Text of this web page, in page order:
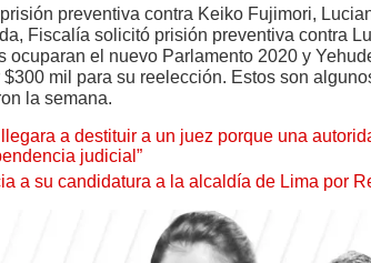
preventiva contra Keiko Fujimori,
Fiscalía solicitó prisión preventiva contra
ocuparan el nuevo Parlamento 2020 y
mil para su reelección. Estos son
la semana.
a destituir a un juez porque una
judicial”
a su candidatura a la alcaldía de Lima por